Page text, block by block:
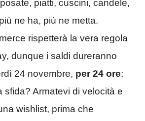
piatti, cuscini, candele,
ne ha, più ne metta.
rispetterà la vera regola
dunque i saldi dureranno
24 novembre, per 24 ore;
sfida? Armatevi di velocità e
wishlist, prima che